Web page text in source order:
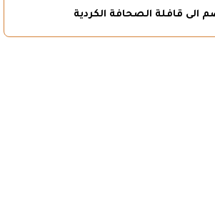
الى قافلة الصحافة الكردية